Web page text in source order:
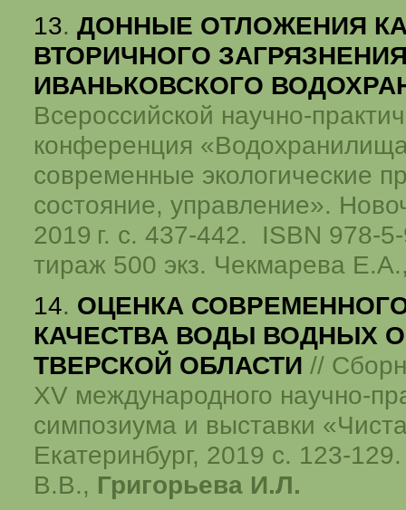
13. ДОННЫЕ ОТЛОЖЕНИЯ
ВТОРИЧНОГО
ИВАНЬКОВСКОГО
Всероссийской научно-
конференция
современные экологические
состояние, управление».
2019 г. с. 437-442. ISBN 978-
тираж 500 экз. Чекмарева
14. ОЦЕНКА
КАЧЕСТВА ВОДЫ ВОДНЫХ
ТВЕРСКОЙ ОБЛАСТИ //
XV международного научно-
симпозиума и выставки
Екатеринбург, 2019 с. 123-
В.В., Григорьева И.Л.